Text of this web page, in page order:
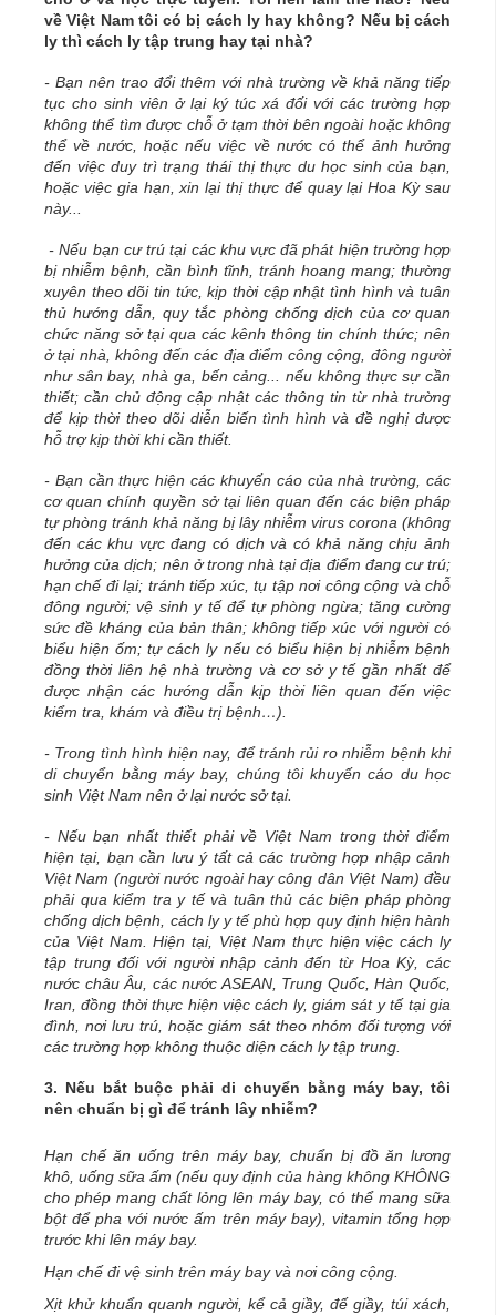
về Việt Nam tôi có bị cách ly hay không? Nếu bị cách
ly thì cách ly tập trung hay tại nhà?
- Bạn nên trao đổi thêm với nhà trường về khả năng tiếp
tục cho sinh viên ở lại ký túc xá đối với các trường hợp
không thể tìm được chỗ ở tạm thời bên ngoài hoặc không
thể về nước, hoặc nếu việc về nước có thể ảnh hưởng
đến việc duy trì trạng thái thị thực du học sinh của bạn,
hoặc việc gia hạn, xin lại thị thực để quay lại Hoa Kỳ sau
này...
- Nếu bạn cư trú tại các khu vực đã phát hiện trường hợp
bị nhiễm bệnh, cần bình tĩnh, tránh hoang mang; thường
xuyên theo dõi tin tức, kịp thời cập nhật tình hình và tuân
thủ hướng dẫn, quy tắc phòng chống dịch của cơ quan
chức năng sở tại qua các kênh thông tin chính thức; nên
ở tại nhà, không đến các địa điểm công cộng, đông người
như sân bay, nhà ga, bến cảng... nếu không thực sự cần
thiết; cần chủ động cập nhật các thông tin từ nhà trường
để kịp thời theo dõi diễn biến tình hình và đề nghị được
hỗ trợ kịp thời khi cần thiết.
- Bạn cần thực hiện các khuyến cáo của nhà trường, các
cơ quan chính quyền sở tại liên quan đến các biện pháp
tự phòng tránh khả năng bị lây nhiễm virus corona (không
đến các khu vực đang có dịch và có khả năng chịu ảnh
hưởng của dịch; nên ở trong nhà tại địa điểm đang cư trú;
hạn chế đi lại; tránh tiếp xúc, tụ tập nơi công cộng và chỗ
đông người; vệ sinh y tế để tự phòng ngừa; tăng cường
sức đề kháng của bản thân; không tiếp xúc với người có
biểu hiện ốm; tự cách ly nếu có biểu hiện bị nhiễm bệnh
đồng thời liên hệ nhà trường và cơ sở y tế gần nhất để
được nhận các hướng dẫn kịp thời liên quan đến việc
kiểm tra, khám và điều trị bệnh…).
- Trong tình hình hiện nay, để tránh rủi ro nhiễm bệnh khi
di chuyển bằng máy bay, chúng tôi khuyến cáo du học
sinh Việt Nam nên ở lại nước sở tại.
- Nếu bạn nhất thiết phải về Việt Nam trong thời điểm
hiện tại, bạn cần lưu ý tất cả các trường hợp nhập cảnh
Việt Nam (người nước ngoài hay công dân Việt Nam) đều
phải qua kiểm tra y tế và tuân thủ các biện pháp phòng
chống dịch bệnh, cách ly y tế phù hợp quy định hiện hành
của Việt Nam. Hiện tại, Việt Nam thực hiện việc cách ly
tập trung đối với người nhập cảnh đến từ Hoa Kỳ, các
nước châu Âu, các nước ASEAN, Trung Quốc, Hàn Quốc,
Iran, đồng thời thực hiện việc cách ly, giám sát y tế tại gia
đình, nơi lưu trú, hoặc giám sát theo nhóm đối tượng với
các trường hợp không thuộc diện cách ly tập trung.
3. Nếu bắt buộc phải di chuyển bằng máy bay, tôi
nên chuẩn bị gì để tránh lây nhiễm?
Hạn chế ăn uống trên máy bay, chuẩn bị đồ ăn lương
khô, uống sữa ấm (nếu quy định của hàng không KHÔNG
cho phép mang chất lỏng lên máy bay, có thể mang sữa
bột để pha với nước ấm trên máy bay), vitamin tổng hợp
trước khi lên máy bay.
Hạn chế đi vệ sinh trên máy bay và nơi công cộng.
Xịt khử khuẩn quanh người, kể cả giầy, đế giầy, túi xách,